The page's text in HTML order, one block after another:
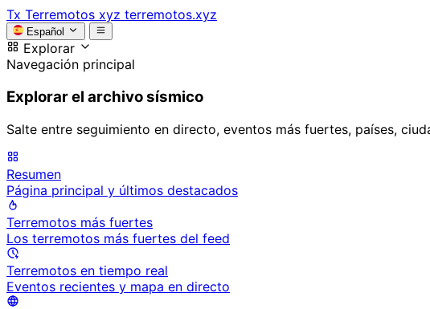
Tx Terremotos xyz terremotos.xyz
Español
Explorar
Navegación principal
Explorar el archivo sísmico
Salte entre seguimiento en directo, eventos más fuertes, países,
Resumen
Página principal y últimos destacados
Terremotos más fuertes
Los terremotos más fuertes del feed
Terremotos en tiempo real
Eventos recientes y mapa en directo